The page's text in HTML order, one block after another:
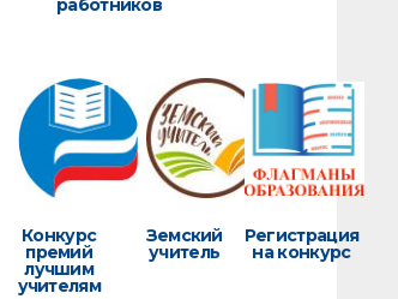
работников
Конкурс
премий
лучшим
учителям
Земский
учитель
Регистрация
на конкурс